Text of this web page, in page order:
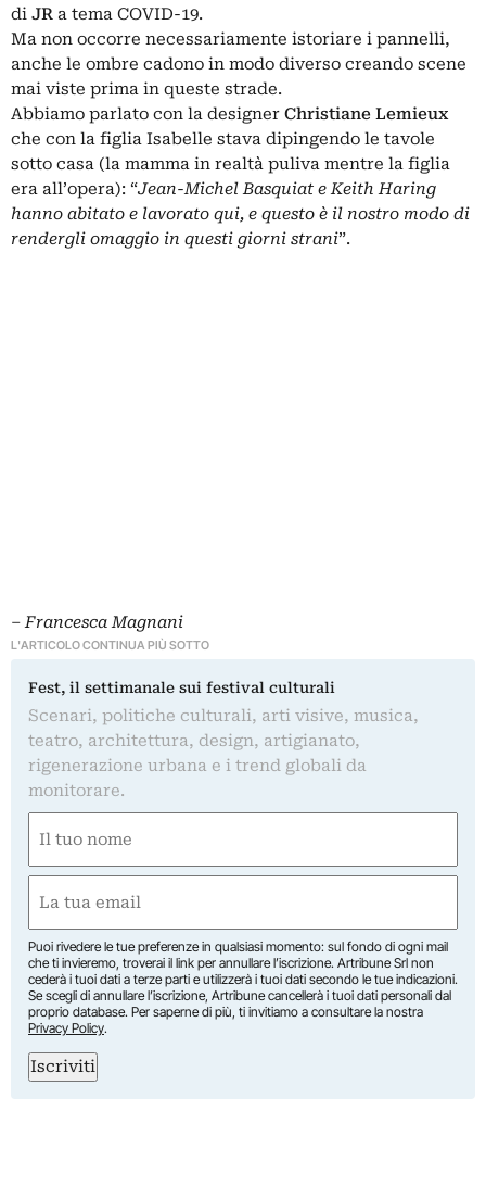
di JR a tema COVID-19.
Ma non occorre necessariamente istoriare i pannelli,
anche le ombre cadono in modo diverso creando scene
mai viste prima in queste strade.
Abbiamo parlato con la designer Christiane Lemieux
che con la figlia Isabelle stava dipingendo le tavole
sotto casa (la mamma in realtà puliva mentre la figlia
era all’opera): “Jean-Michel Basquiat e Keith Haring
hanno abitato e lavorato qui, e questo è il nostro modo di
rendergli omaggio in questi giorni strani”.
‒Francesca Magnani
L'ARTICOLO CONTINUA PIÙ SOTTO
Fest, il settimanale sui festival culturali
Scenari, politiche culturali, arti visive, musica,
teatro, architettura, design, artigianato,
rigenerazione urbana e i trend globali da
monitorare.
(Obbligatorio)
Nome
(Obbligatorio)
Puoi rivedere le tue preferenze in qualsiasi momento: sul fondo di ogni mail
che ti invieremo, troverai il link per annullare l’iscrizione. Artribune Srl non
cederà i tuoi dati a terze parti e utilizzerà i tuoi dati secondo le tue indicazioni.
Se scegli di annullare l’iscrizione, Artribune cancellerà i tuoi dati personali dal
proprio database. Per saperne di più, ti invitiamo a consultare la nostra
Privacy Policy.
Iscriviti